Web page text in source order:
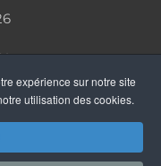
PAIEMENT
Code général des
expérience sur notre site
utilisation des cookies.